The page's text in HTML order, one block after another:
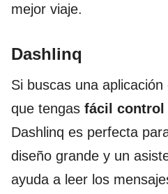
mejor viaje.
Dashlinq
Si buscas una
que tengas fácil control
Dashlinq es perfecta
diseño grande y un
ayuda a leer los